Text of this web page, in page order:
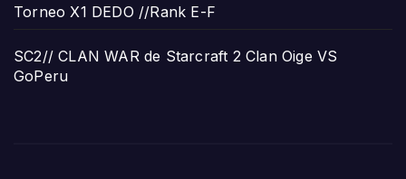
Torneo X1 DEDO //Rank E-F
SC2// CLAN WAR de Starcraft 2 Clan Oige VS
GoPeru